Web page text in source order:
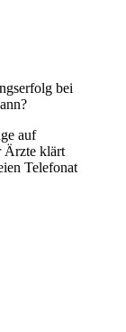
bei
auf
Ärzte klärt
Telefonat